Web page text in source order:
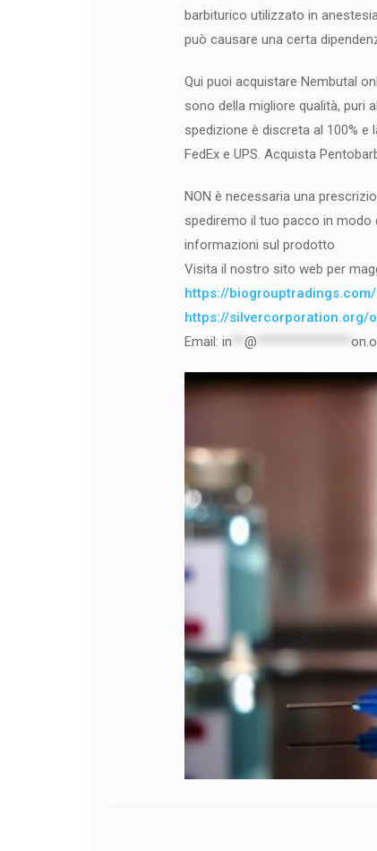
barbiturico utilizzato in
può causare una certa
Qui puoi acquistare Nembutal
sono della migliore qualità, puri
spedizione è discreta al 100%
FedEx e UPS. Acquista
NON è necessaria una
spediremo il tuo pacco in
informazioni sul prodotto
Visita il nostro sito web per
https://biogrouptradings.com/
https://silvercorporation.org/
Email:in **@ ***************